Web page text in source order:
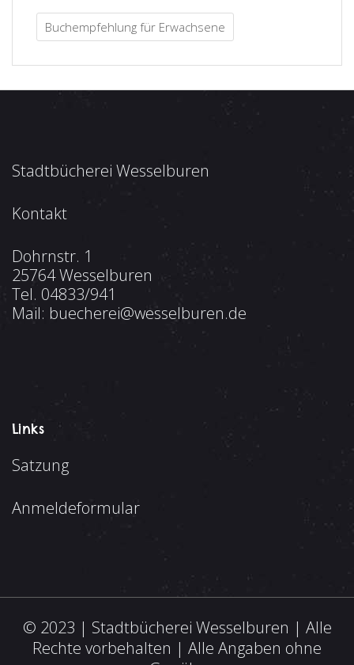
Buchempfehlung für Erwachsene
Stadtbücherei Wesselburen
Kontakt
Dohrnstr. 1
25764 Wesselburen
Tel. 04833/941
Mail: buecherei@wesselburen.de
Links
Satzung
Anmeldeformular
© 2023 | Stadtbücherei Wesselburen | Alle
Rechte vorbehalten | Alle Angaben ohne